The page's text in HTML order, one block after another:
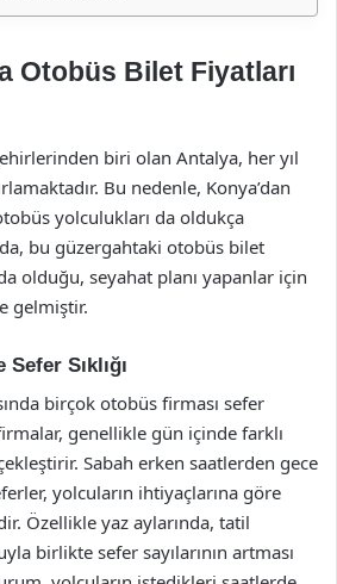
Otobüs Bilet Fiyatları
biri olan Antalya, her yıl
Bu nedenle, Konya’dan
yolculukları da oldukça
bu güzergahtaki otobüs bilet
olduğu, seyahat planı yapanlar için
gelmiştir.
Sıklığı
birçok otobüs firması sefer
genellikle gün içinde farklı
Sabah erken saatlerden gece
yolcuların ihtiyaçlarına göre
Özellikle yaz aylarında, tatil
birlikte sefer sayılarının artması